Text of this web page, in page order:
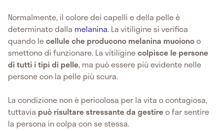
Normalmente, il colore dei capelli e della pelle è
determinato dalla melanina. La vitiligine si verifica
quando lecellule che producono melanina muoionoo
smettono di funzionare. La vitiliginecolpisce le persone
di tutti i tipi di pelle, ma può essere più evidente nelle
persone con la pelle più scura.
La condizione non è pericolosa per la vita o contagiosa,
tuttavia può risultare stressante da gestireo far sentire
la persona in colpa con se stessa.